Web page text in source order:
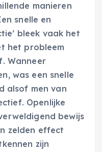
manieren
snelle en
bleek vaak het
het probleem
Wanneer
was een snelle
alsof men van
Openlijke
bewijs
zelden effect
zijn